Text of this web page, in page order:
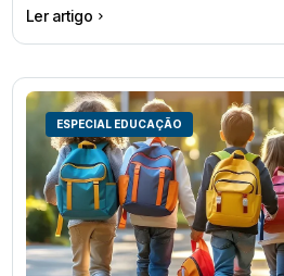
Ler artigo
ESPECIAL EDUCAÇÃO